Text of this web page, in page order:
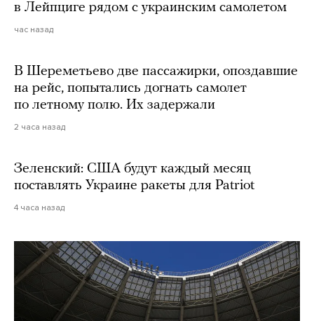
в Лейпциге рядом с украинским самолетом
час назад
В Шереметьево две пассажирки, опоздавшие
на рейс, попытались догнать самолет
по летному полю. Их задержали
2 часа назад
Зеленский: США будут каждый месяц
поставлять Украине ракеты для Patriot
4 часа назад